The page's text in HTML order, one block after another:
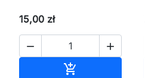
15,00 zł
 
